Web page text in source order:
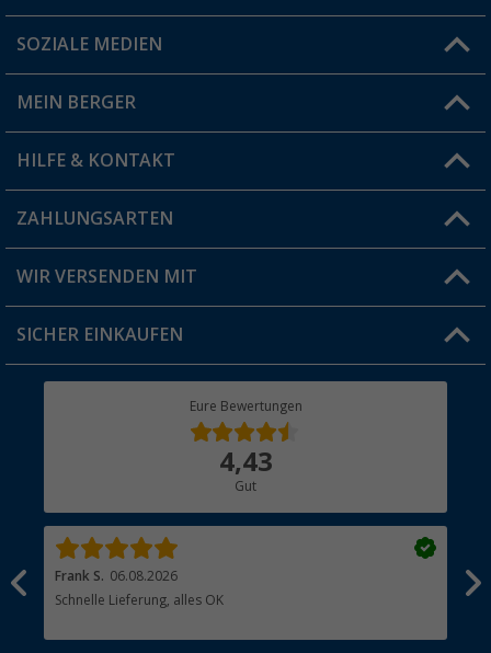
Du hast eine Frage?
Filiale finden
SOZIALE MEDIEN
MEIN BERGER
Vorteilskarte
Blog
Jobs & Karriere
HILFE & KONTAKT
FAQ & Kontakt
Versandinformationen
Rücksendung
ZAHLUNGSARTEN
WIR VERSENDEN MIT
SICHER EINKAUFEN
Eure Bewertungen
4,43
Gut
Frank S. 06.08.2026
Schnelle Lieferung, alles OK